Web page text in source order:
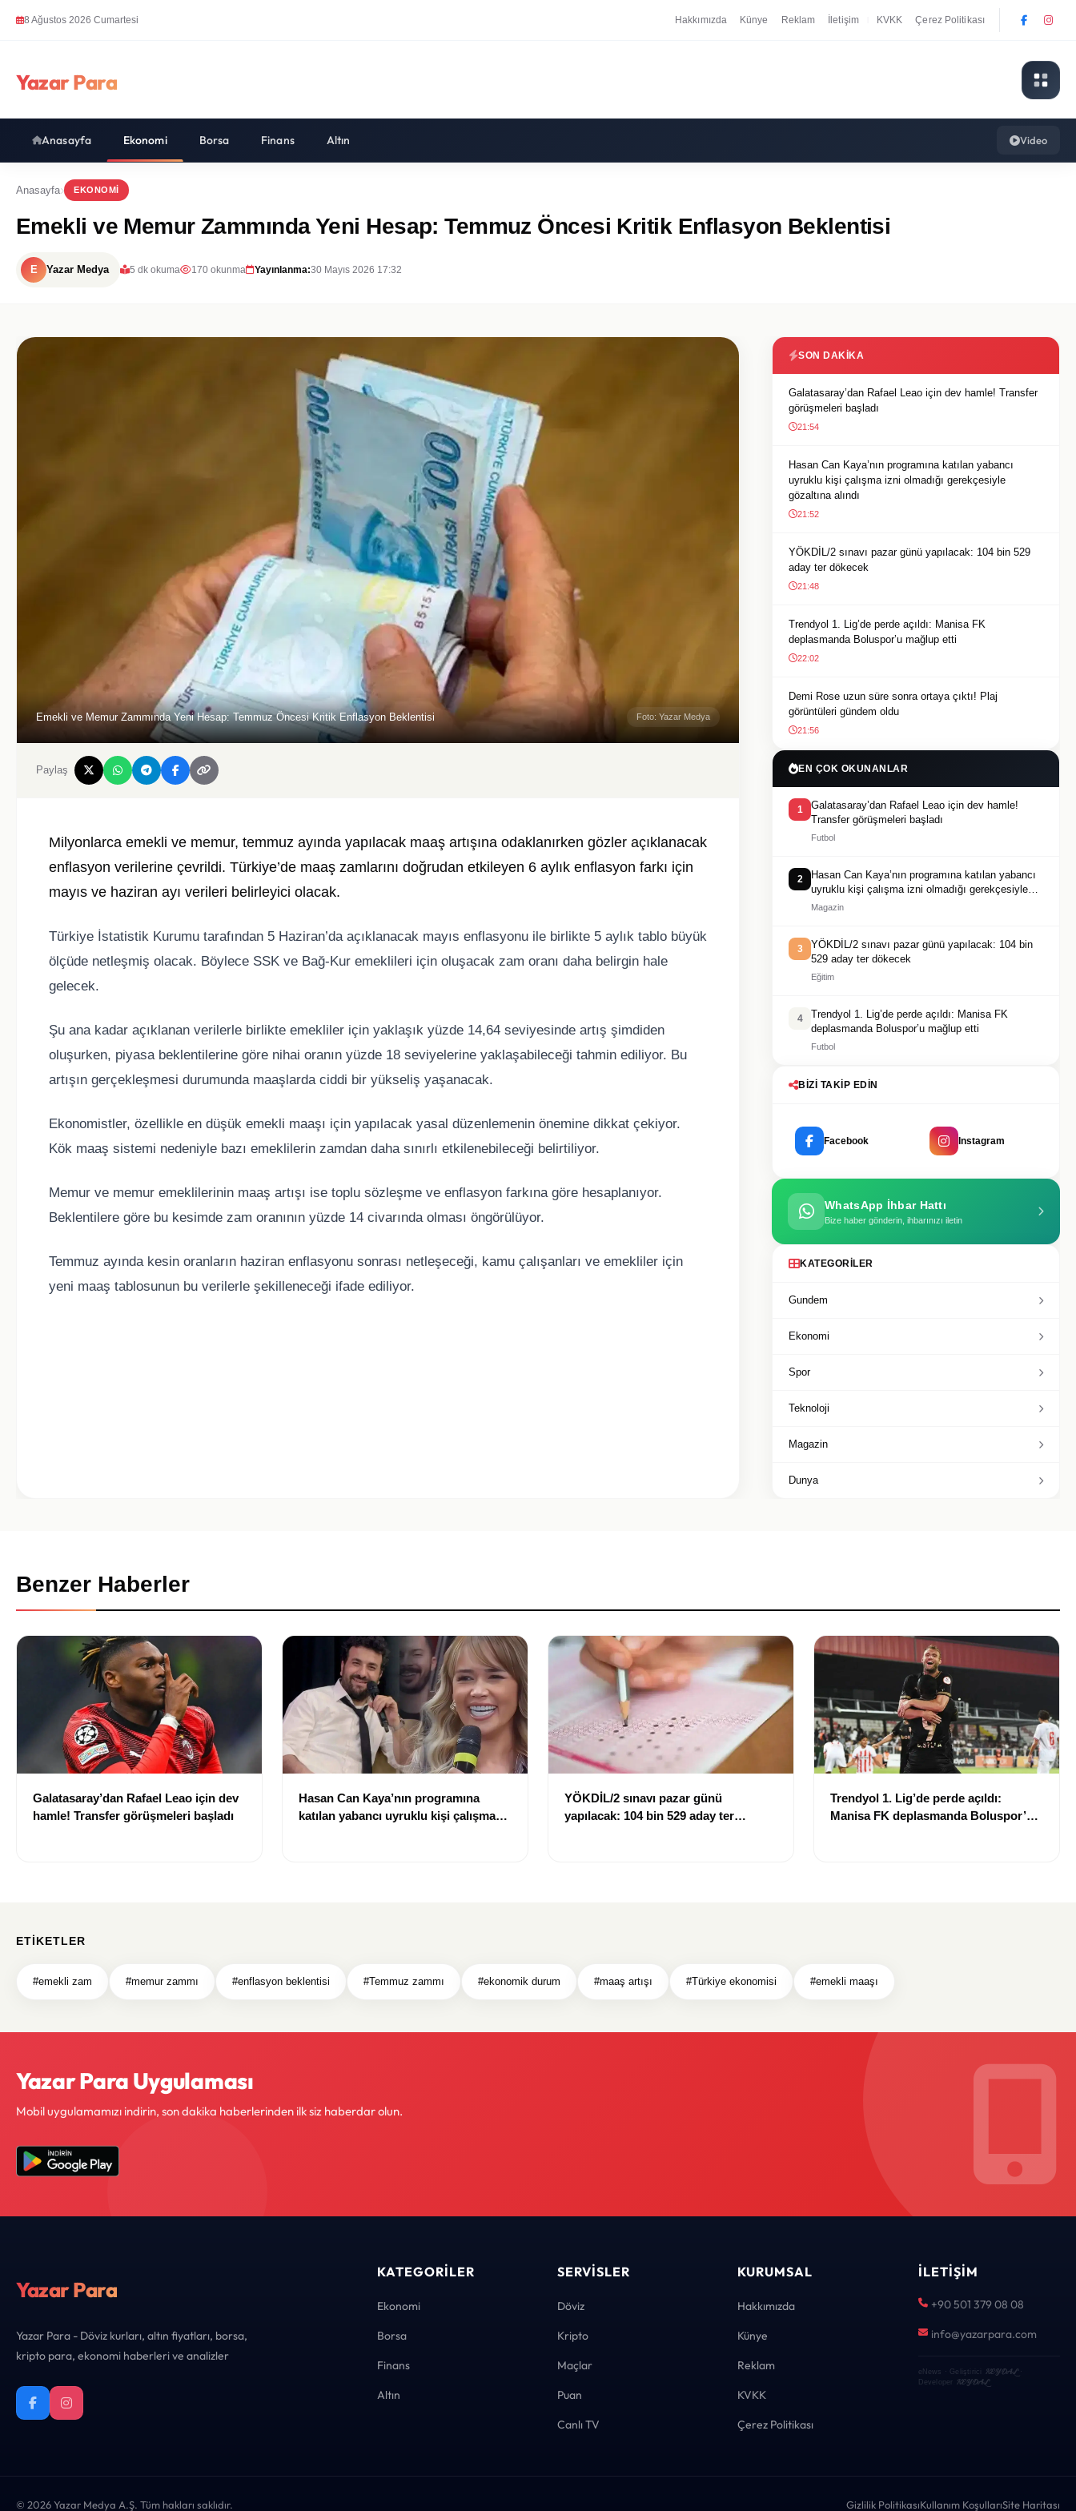
8 Ağustos 2026 Cumartesi Hakkımızda Künye Reklam İletişim KVKK Çerez Politikası
Yazar Para
Anasayfa Ekonomi Borsa Finans Altın Video
Anasayfa EKONOMI
Emekli ve Memur Zammında Yeni Hesap: Temmuz Öncesi Kritik Enflasyon Beklentisi
E Yazar Medya 5 dk okuma 170 okunma Yayınlanma:30 Mayıs 2026 17:32
Emekli ve Memur Zammında Yeni Hesap: Temmuz Öncesi Kritik Enflasyon Beklentisi Foto: Yazar Medya
Paylaş
Milyonlarca emekli ve memur, temmuz ayında yapılacak maaş artışına odaklanırken gözler açıklanacak
enflasyon verilerine çevrildi. Türkiye’de maaş zamlarını doğrudan etkileyen 6 aylık enflasyon farkı için
mayıs ve haziran ayı verileri belirleyici olacak.
Türkiye İstatistik Kurumu tarafından 5 Haziran’da açıklanacak mayıs enflasyonu ile birlikte 5 aylık tablo büyük
ölçüde netleşmiş olacak. Böylece SSK ve Bağ-Kur emeklileri için oluşacak zam oranı daha belirgin hale
gelecek.
Şu ana kadar açıklanan verilerle birlikte emekliler için yaklaşık yüzde 14,64 seviyesinde artış şimdiden
oluşurken, piyasa beklentilerine göre nihai oranın yüzde 18 seviyelerine yaklaşabileceği tahmin ediliyor. Bu
artışın gerçekleşmesi durumunda maaşlarda ciddi bir yükseliş yaşanacak.
Ekonomistler, özellikle en düşük emekli maaşı için yapılacak yasal düzenlemenin önemine dikkat çekiyor.
Kök maaş sistemi nedeniyle bazı emeklilerin zamdan daha sınırlı etkilenebileceği belirtiliyor.
Memur ve memur emeklilerinin maaş artışı ise toplu sözleşme ve enflasyon farkına göre hesaplanıyor.
Beklentilere göre bu kesimde zam oranının yüzde 14 civarında olması öngörülüyor.
Temmuz ayında kesin oranların haziran enflasyonu sonrası netleşeceği, kamu çalışanları ve emekliler için
yeni maaş tablosunun bu verilerle şekilleneceği ifade ediliyor.
SON DAKIKA
Galatasaray’dan Rafael Leao için dev hamle! Transfer
görüşmeleri başladı
21:54
Hasan Can Kaya’nın programına katılan yabancı
uyruklu kişi çalışma izni olmadığı gerekçesiyle
gözaltına alındı
21:52
YÖKDİL/2 sınavı pazar günü yapılacak: 104 bin 529
aday ter dökecek
21:48
Trendyol 1. Lig’de perde açıldı: Manisa FK
deplasmanda Boluspor’u mağlup etti
22:02
Demi Rose uzun süre sonra ortaya çıktı! Plaj
görüntüleri gündem oldu
21:56
EN ÇOK OKUNANLAR
1
Galatasaray’dan Rafael Leao için dev hamle!
Transfer görüşmeleri başladı
Futbol
2
Hasan Can Kaya’nın programına katılan yabancı
uyruklu kişi çalışma izni olmadığı gerekçesiyle
gözaltına alındı
Magazin
3
YÖKDİL/2 sınavı pazar günü yapılacak: 104 bin
529 aday ter dökecek
Eğitim
4
Trendyol 1. Lig’de perde açıldı: Manisa FK
deplasmanda Boluspor’u mağlup etti
Futbol
BIZI TAKIP EDIN
Facebook Instagram
WhatsApp İhbar Hattı
Bize haber gönderin, ihbarınızı iletin
KATEGORILER
Gundem
Ekonomi
Spor
Teknoloji
Magazin
Dunya
Benzer Haberler
Galatasaray’dan Rafael Leao için dev
hamle! Transfer görüşmeleri başladı
Hasan Can Kaya’nın programına
katılan yabancı uyruklu kişi çalışma
YÖKDİL/2 sınavı pazar günü
yapılacak: 104 bin 529 aday ter
Trendyol 1. Lig’de perde açıldı:
Manisa FK deplasmanda Boluspor’u
ETIKETLER
#emekli zam #memur zammı #enflasyon beklentisi #Temmuz zammı #ekonomik durum #maaş artışı #Türkiye ekonomisi #emekli maaşı
Yazar Para Uygulaması
Mobil uygulamamızı indirin, son dakika haberlerinden ilk siz haberdar olun.
Yazar Para
Yazar Para - Döviz kurları, altın fiyatları, borsa,
kripto para, ekonomi haberleri ve analizler
KATEGORILER
Ekonomi
Borsa
Finans
Altın
SERVISLER
Döviz
Kripto
Maçlar
Puan
Canlı TV
KURUMSAL
Hakkımızda
Künye
Reklam
KVKK
Çerez Politikası
İLETIŞIM
+90 501 379 08 08
info@yazarpara.com
eNews · Geliştirici KEYDAL·
Developer KEYDAL
© 2026 Yazar Medya A.Ş. Tüm hakları saklıdır. Gizlilik PolitikasıKullanım KoşullarıSite Haritası